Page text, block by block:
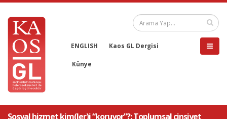
ENGLISH Kaos GL Dergisi
Künye
Sosyal hizmet kim(ler)i “koruyor”?: Toplumsal cinsiyet